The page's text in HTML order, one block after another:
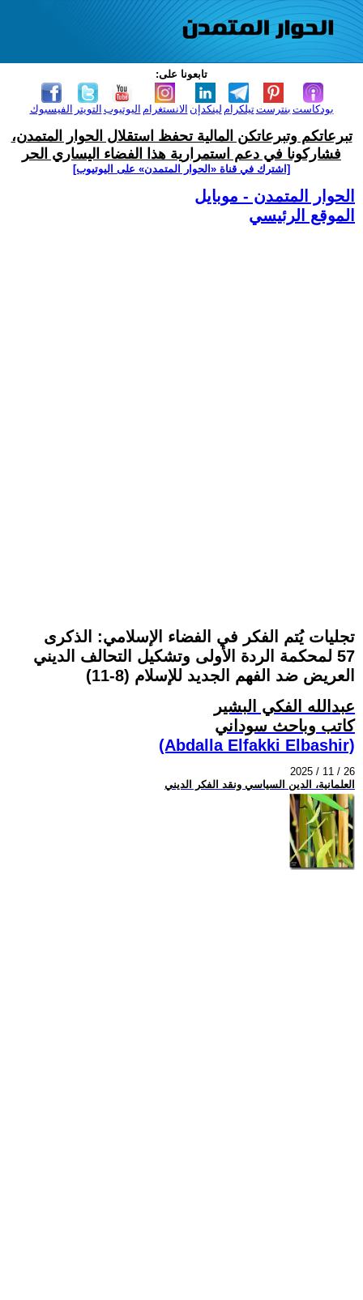
تابعونا على:
الفيسبوك التويتر اليوتيوب الانستغرام لينكدإن تيلكرامبنترست بودكاست
تبرعاتكم وتبرعاتكن المالية تحفظ استقلال الحوار المتمدن،
فشاركونا في دعم استمرارية هذا الفضاء اليساري الحر
[اشترك في قناة ‫«الحوار المتمدن» على اليوتيوب]
الحوار المتمدن - موبايل
الموقع الرئيسي
تجليات يُتم الفكر في الفضاء الإسلامي: الذكرى
57 لمحكمة الردة الأولى وتشكيل التحالف الديني
العريض ضد الفهم الجديد للإسلام (8-11)
عبدالله الفكي البشير
كاتب وباحث سوداني
(Abdalla Elfakki Elbashir)
2025 / 11 / 26
العلمانية، الدين السياسي ونقد الفكر الديني